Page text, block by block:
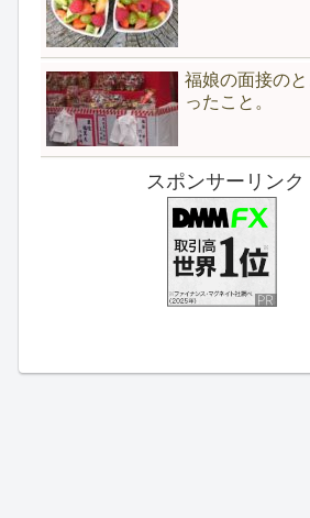
福娘の面接の
ったこと。
スポンサーリンク